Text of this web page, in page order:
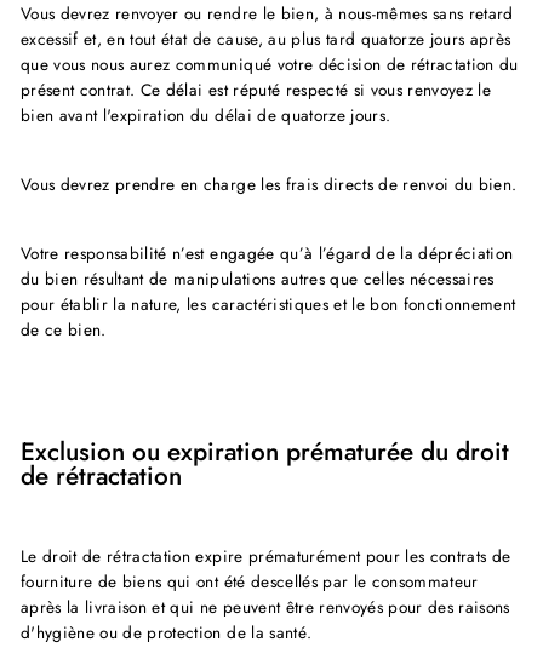
Vous devrez renvoyer ou rendre le bien, à nous-mêmes sans retard
excessif et, en tout état de cause, au plus tard quatorze jours après
que vous nous aurez communiqué votre décision de rétractation du
présent contrat. Ce délai est réputé respecté si vous renvoyez le
bien avant l'expiration du délai de quatorze jours.
Vous devrez prendre en charge les frais directs de renvoi du bien.
Votre responsabilité n’est engagée qu’à l’égard de la dépréciation
du bien résultant de manipulations autres que celles nécessaires
pour établir la nature, les caractéristiques et le bon fonctionnement
de ce bien.
Exclusion ou expiration prématurée du droit
de rétractation
Le droit de rétractation expire prématurément pour les contrats de
fourniture de biens qui ont été descellés par le consommateur
après la livraison et qui ne peuvent être renvoyés pour des raisons
d'hygiène ou de protection de la santé.